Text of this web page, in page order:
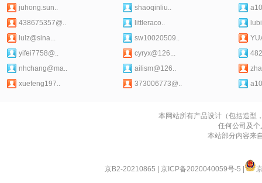
juhong.sun..
shaoqinliu..
438675357@..
littleraco..
lulz@sina...
sw10020509..
yifei7758@..
cyryx@126...
nhchang@ma..
ailism@126..
xuefeng197..
373006773@..
本网站所有产品设计（包括造型
任何公司及
本站部分内容来
京B2-20210865 京ICP备2020040059号-5